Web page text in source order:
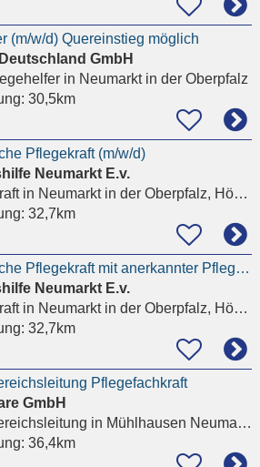
(m/w/d) Quereinstieg möglich
GmbH
in Neumarkt in der Oberpfalz
30,5km
Pflegekraft (m/w/d)
Neumarkt E.v.
in Neumarkt in der Oberpfalz, Höhenberg
32,7km
Schulische Pflegekraft mit anerkannter Pflegeausbildung (m/w/d)
Neumarkt E.v.
in Neumarkt in der Oberpfalz, Höhenberg
32,7km
Pflegefachkraft
GmbH
in Mühlhausen Neumarkt in der Oberpfalz
36,4km